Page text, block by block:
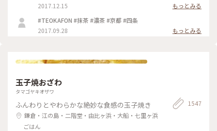
2017.12.15
もっとみる
#TEOKAFON #抹茶 #濃茶 #京都 #四条
2017.09.28
もっとみる
玉子焼おざわ
タマゴヤキオザワ
ふんわりとやわらかな絶妙な食感の玉子焼き
鎌倉・江の島・二階堂・由比ヶ浜・大船・七里ヶ浜
ごはん
1547